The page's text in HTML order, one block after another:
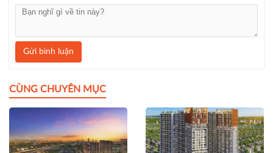
Gửi bình luận
CÙNG CHUYÊN MỤC